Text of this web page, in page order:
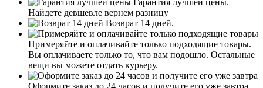
Найдете девшевле вернем разницу
Возврат 14 дней.
Примеряйте и оплачивайте только подходящие товары.
Вы оплачиваете только то, что вам подошло. Остальные
вещи вы можете отдать курьеру.
Оформите заказ до 24 часов и получите его уже завтра.